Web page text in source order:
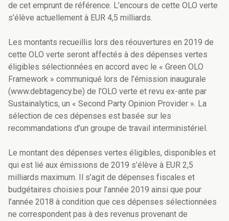
de cet emprunt de référence. L’encours de cette OLO verte
s’élève actuellement à EUR 4,5 milliards.
Les montants recueillis lors des réouvertures en 2019 de
cette OLO verte seront affectés à des dépenses vertes
éligibles sélectionnées en accord avec le « Green OLO
Framework » communiqué lors de l’émission inaugurale
(www.debtagency.be) de l’OLO verte et revu ex-ante par
Sustainalytics, un « Second Party Opinion Provider ». La
sélection de ces dépenses est basée sur les
recommandations d’un groupe de travail interministériel.
Le montant des dépenses vertes éligibles, disponibles et
qui est lié aux émissions de 2019 s’élève à EUR 2,5
milliards maximum. Il s’agit de dépenses fiscales et
budgétaires choisies pour l’année 2019 ainsi que pour
l’année 2018 à condition que ces dépenses sélectionnées
ne correspondent pas à des revenus provenant de